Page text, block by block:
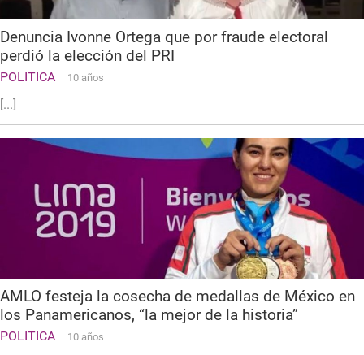
Denuncia Ivonne Ortega que por fraude electoral
perdió la elección del PRI
POLITICA 10 años
[...]
AMLO festeja la cosecha de medallas de México en
los Panamericanos, “la mejor de la historia”
POLITICA 10 años